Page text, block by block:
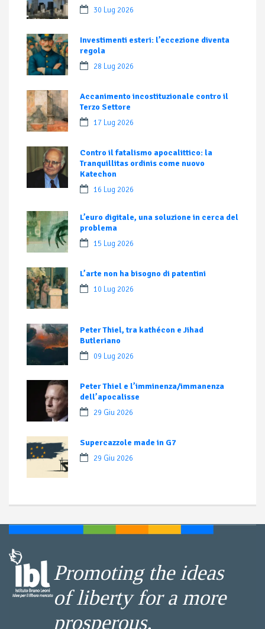
30 Lug 2026
Investimenti esteri: l’eccezione diventa
regola
28 Lug 2026
Accanimento incostituzionale contro il
Terzo Settore
17 Lug 2026
Contro il fatalismo apocalittico: la
Tranquillitas ordinis come nuovo
Katechon
16 Lug 2026
L’euro digitale, una soluzione in cerca del
problema
15 Lug 2026
L’arte non ha bisogno di patentini
10 Lug 2026
Peter Thiel, tra kathécon e Jihad
Butleriano
09 Lug 2026
Peter Thiel e l’imminenza/immanenza
dell’apocalisse
29 Giu 2026
Supercazzole made in G7
29 Giu 2026
Promoting the ideas
of liberty for a more
prosperous,